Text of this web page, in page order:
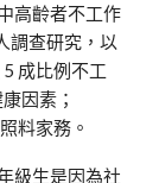
高齡者不工作
調查研究，以
成比例不工
因素；
料家務。
級生是因為社